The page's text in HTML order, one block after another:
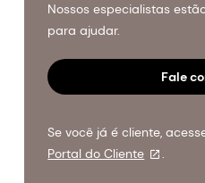
Nossos especialistas
para ajudar.
Fale
Se você já é cliente,
Portal do Cliente
.